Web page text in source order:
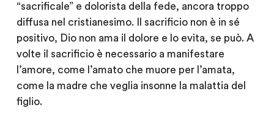
“sacrificale” e dolorista della fede, ancora troppo
diffusa nel cristianesimo. Il sacrificio non è in sé
positivo, Dio non ama il dolore e lo evita, se può. A
volte il sacrificio è necessario a manifestare
l’amore, come l’amato che muore per l’amata,
come la madre che veglia insonne la malattia del
figlio.